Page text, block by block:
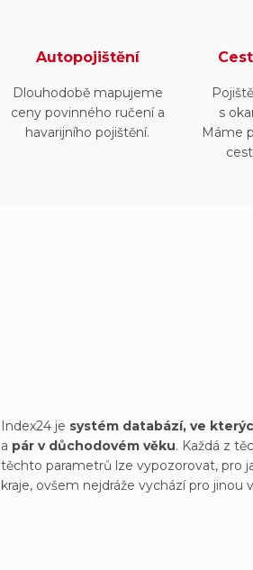
Autopojištění
Dlouhodobě mapujeme
ceny povinného ručení a
havarijního pojištění.
s
Máme
Index24 je systém databází, ve
a pár v důchodovém věku. Každá z
těchto parametrů lze vypozorovat, pro
kraje, ovšem nejdráže vychází pro jinou